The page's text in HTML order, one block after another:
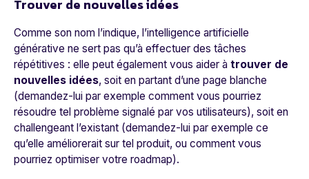
Trouver de nouvelles idées
Comme son nom l’indique, l’intelligence artificielle
générative ne sert pas qu’à effectuer des tâches
répétitives : elle peut également vous aider à trouver de
nouvelles idées, soit en partant d’une page blanche
(demandez-lui par exemple comment vous pourriez
résoudre tel problème signalé par vos utilisateurs), soit en
challengeant l’existant (demandez-lui par exemple ce
qu’elle améliorerait sur tel produit, ou comment vous
pourriez optimiser votre roadmap).